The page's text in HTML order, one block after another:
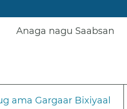
Anaga nagu Saabsan
ama Gargaar Bixiyaal